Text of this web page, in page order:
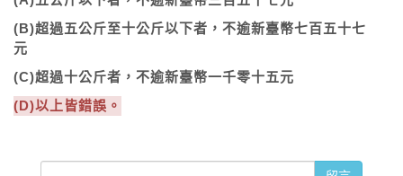
(B)超過五公斤至十公斤以下者，不逾新臺幣七百五十七
元
(C)超過十公斤者，不逾新臺幣一千零十五元
(D)以上皆錯誤。